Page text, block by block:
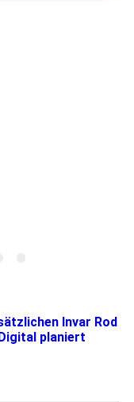
Invar Rod
planiert